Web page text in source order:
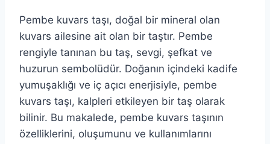
Pembe kuvars taşı, doğal bir mineral olan
kuvars ailesine ait olan bir taştır. Pembe
rengiyle tanınan bu taş, sevgi, şefkat ve
huzurun sembolüdür. Doğanın içindeki kadife
yumuşaklığı ve iç açıcı enerjisiyle, pembe
kuvars taşı, kalpleri etkileyen bir taş olarak
bilinir. Bu makalede, pembe kuvars taşının
özelliklerini, oluşumunu ve kullanımlarını